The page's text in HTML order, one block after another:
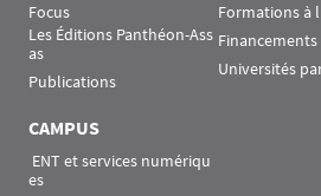
Focus
Les Éditions Panthéon-Ass
as
Publications
Formations à
Financements
Universités
CAMPUS
es